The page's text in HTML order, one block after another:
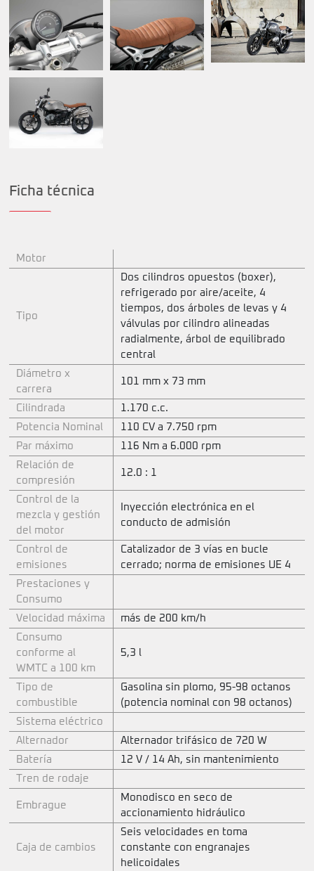
Ficha técnica
Motor
Tipo
Dos cilindros opuestos (boxer),
refrigerado por aire/aceite, 4
tiempos, dos árboles de levas y 4
válvulas por cilindro alineadas
radialmente, árbol de equilibrado
central
Diámetro x
carrera
101 mm x 73 mm
Cilindrada
1.170 c.c.
Potencia Nominal
110 CV a 7.750 rpm
Par máximo
116 Nm a 6.000 rpm
Relación de
compresión
12.0 : 1
Control de la
mezcla y gestión
del motor
Inyección electrónica en el
conducto de admisión
Control de
emisiones
Catalizador de 3 vías en bucle
cerrado; norma de emisiones UE 4
Prestaciones y
Consumo
Velocidad máxima
más de 200 km/h
Consumo
conforme al
WMTC a 100 km
5,3 l
Tipo de
combustible
Gasolina sin plomo, 95-98 octanos
(potencia nominal con 98 octanos)
Sistema eléctrico
Alternador
Alternador trifásico de 720 W
Batería
12 V / 14 Ah, sin mantenimiento
Tren de rodaje
Embrague
Monodisco en seco de
accionamiento hidráulico
Caja de cambios
Seis velocidades en toma
constante con engranajes
helicoidales